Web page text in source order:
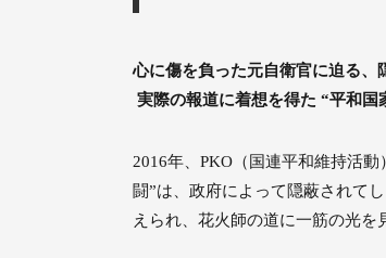
心に傷を負った元自衛官に迫る、
実際の報道に着想を得た “平和国
2016年、PKO（国連平和維持活
闘”は、政府によって隠蔽されて
えられ、花火師の道に一筋の光